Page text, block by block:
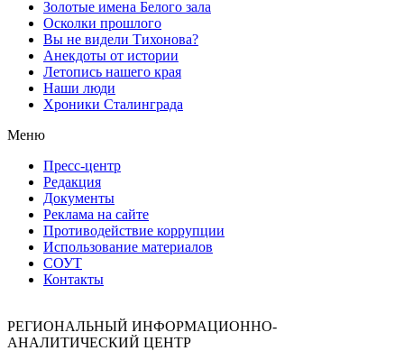
Золотые имена Белого зала
Осколки прошлого
Вы не видели Тихонова?
Анекдоты от истории
Летопись нашего края
Наши люди
Хроники Сталинграда
Меню
Пресс-центр
Редакция
Документы
Реклама на сайте
Противодействие коррупции
Использование материалов
СОУТ
Контакты
РЕГИОНАЛЬНЫЙ ИНФОРМАЦИОННО-
АНАЛИТИЧЕСКИЙ ЦЕНТР